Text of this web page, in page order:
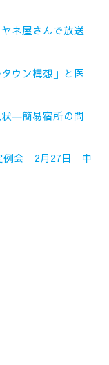
ネ屋さんで放送
ウン構想」と医
状―簡易宿所の問
例会 2月27日 中